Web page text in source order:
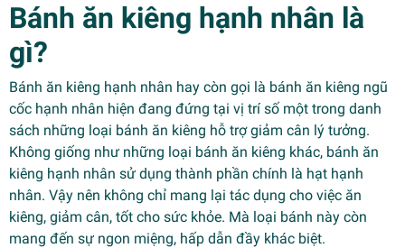
Bánh ăn kiêng hạnh nhân là
gì?
Bánh ăn kiêng hạnh nhân hay còn gọi là bánh ăn kiêng ngũ
cốc hạnh nhân hiện đang đứng tại vị trí số một trong danh
sách những loại bánh ăn kiêng hỗ trợ giảm cân lý tưởng.
Không giống như những loại bánh ăn kiêng khác, bánh ăn
kiêng hạnh nhân sử dụng thành phần chính là hạt hạnh
nhân. Vậy nên không chỉ mang lại tác dụng cho việc ăn
kiêng, giảm cân, tốt cho sức khỏe. Mà loại bánh này còn
mang đến sự ngon miệng, hấp dẫn đầy khác biệt.